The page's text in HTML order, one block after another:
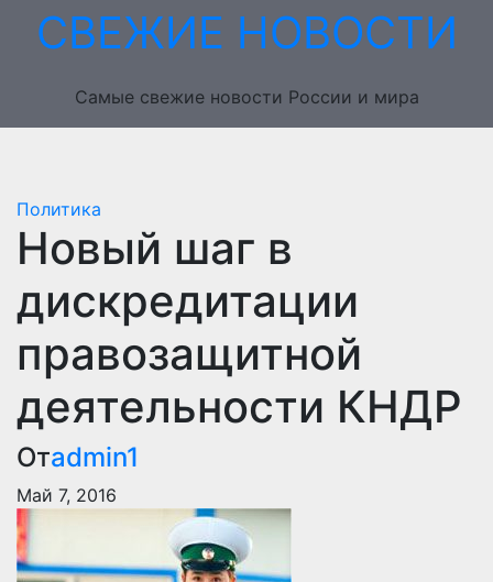
ПерейтиСВЕЖИЕ НОВОСТИ
Самые свежие новости России и мира
Политика
Новый шаг в
дискредитации
правозащитной
деятельности КНДР
Отadmin1
Май 7, 2016